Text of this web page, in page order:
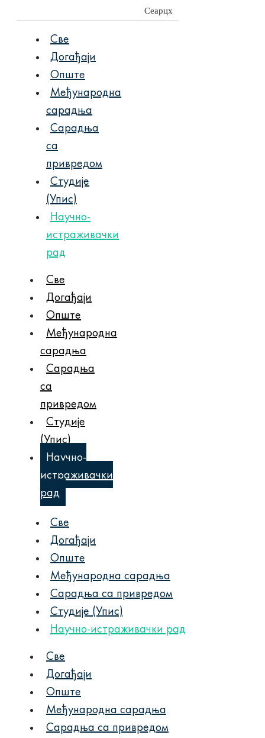
Сеарцх
Све
Догађаји
Опште
Међународна
сарадња
Сарадња
са
привредом
Студије
(Упис)
Научно-
истраживачки
рад
Све
Догађаји
Опште
Међународна
сарадња
Сарадња
са
привредом
Студије
(Упис)
Научно-
истраживачки
рад
Све
Догађаји
Опште
Међународна сарадња
Сарадња са привредом
Студије (Упис)
Научно-истраживачки рад
Све
Догађаји
Опште
Међународна сарадња
Сарадња са привредом